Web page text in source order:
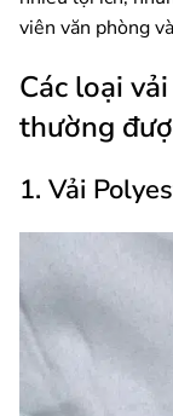
viên văn phòng
Các loại
thường
1. Vải